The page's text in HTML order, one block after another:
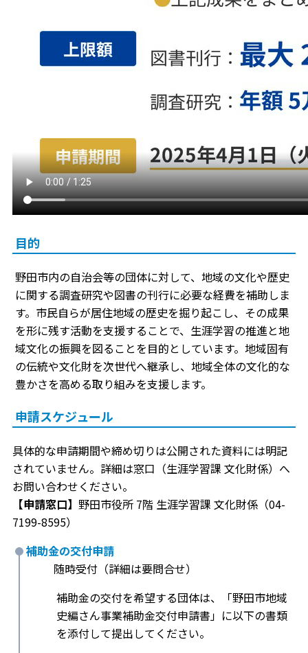
目的
野田市内の自治会等の団体に対して、地域の文化や歴史
に関する調査研究や図書の刊行に必要な経費を補助しま
す。市民自らが居住地域の歴史を掘り起こし、その成果
を形に残す活動を支援することで、生涯学習の推進と地
域文化の振興を図ることを目的としています。地域固有
の伝統や文化財を次世代へ継承し、地域全体の文化的な
豊かさを高める取り組みを支援します。
申請スケジュール
具体的な申請期間や締め切りは公開された資料には明記
されていません。詳細は窓口（生涯学習課 文化財係）へ
お問い合わせください。
【申請窓口】 野田市役所 7階 生涯学習課 文化財係（04-
7199-8595）
補助金の交付申請
随時受付（詳細は要問合せ）
補助金の交付を希望する団体は、「野田市地域
史編さん事業補助金交付申請書」に以下の書類
を添付して提出してください。